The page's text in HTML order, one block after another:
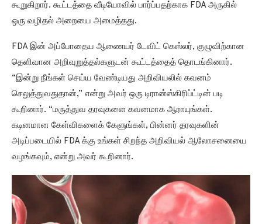
கூறுகிறார். கூட்டத்தை வீடியோவில் பார்ப்பதற்காக FDA அருகில்
ஒரு வழிதல் அறையை அமைத்தது.
FDA இன் அப்போதைய ஆணையர் டேவிட் கெஸ்லர், குழுவிற்கான
தெளிவான அறிவுறுத்தல்களுடன் கூட்டத்தைத் தொடங்கினார்.
“இன்று நீங்கள் செய்ய வேண்டியது அறிவியலில் கவனம்
செலுத்துவதுதான்,” என்று அவர் ஒரு டிரான்ஸ்கிரிப்ட்டின் படி
கூறினார். “மருத்துவ தரவுகளை கவனமாக ஆராயுங்கள்.
கடினமான கேள்விகளைக் கேளுங்கள், பின்னர் தரவுகளின்
அடிப்படையில் FDA க்கு உங்கள் சிறந்த அறிவியல் ஆலோசனையை
வழங்கவும், என்று அவர் கூறினார்.